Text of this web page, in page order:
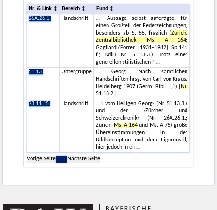
Nr. & Link Bereich
Fund
26A.26.1.
Handschrift
r Aussage selbst anfertigte, für
einen Großteil der Federzeichnungen,
besonders ab S. 55, fraglich (Zürich,
Zentralbibliothek, Ms. A 164;
Gagliardi/Forrer [1931–1982] Sp.141
f.; KdiH Nr. 51.13.3.). Trotz einer
generellen stilistischen N
51.13.
Untergruppe
Georg. Nach sämtlichen
Handschriften hrsg. von Carl von Kraus.
Heidelberg 1907 (Germ. Bibl. II,1) [ Nr.
51.13.2.].
73.11.15.
Handschrift
h vom Heiligen Georg‹ (Nr. 51.13.3.)
und der ›Zürcher und
Schweizerchronik‹ (Nr. 26A.26.1.;
Zürich, Ms. A 164 und Ms. A 75) große
Übereinstimmungen in der
Bildkonzeption und dem Figurenstil,
hier jedoch in ein
Vorige Seite
1 Nächste Seite